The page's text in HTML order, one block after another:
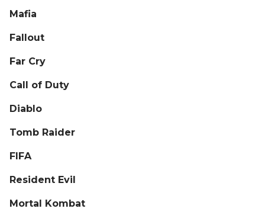
Mafia
Fallout
Far Cry
Call of Duty
Diablo
Tomb Raider
FIFA
Resident Evil
Mortal Kombat